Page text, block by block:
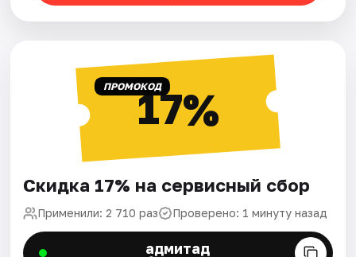
ПРОМОКОД17%
Скидка 17% на сервисный сбор
Применили: 2 710 раз Проверено: 1 минуту назад
адмитад